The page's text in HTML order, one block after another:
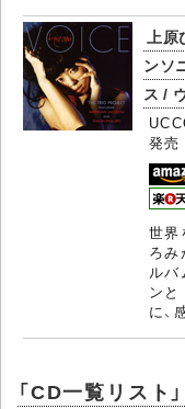
上
ンソ
ス /
発売
世界
ろみ
ルバ
ンと
に、
「CD一覧リスト